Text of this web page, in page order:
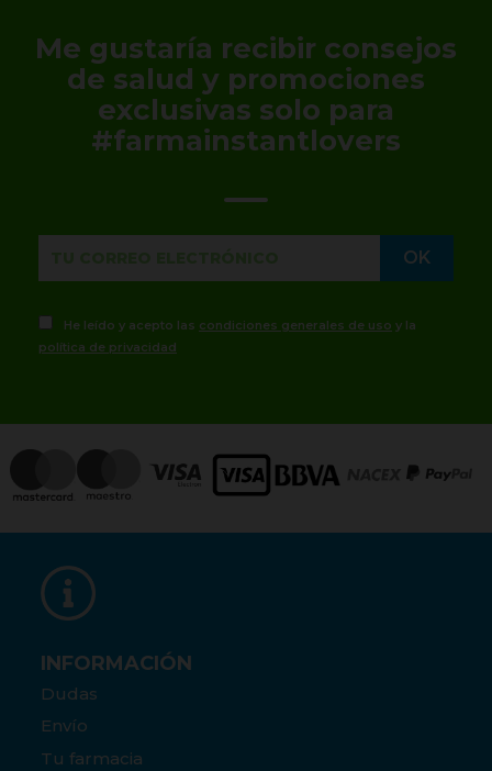
Me gustaría recibir consejos
de salud y promociones
exclusivas solo para
#farmainstantlovers
He leído y acepto las condiciones generales de uso y la
política de privacidad
INFORMACIÓN
Dudas
Envío
Tu farmacia